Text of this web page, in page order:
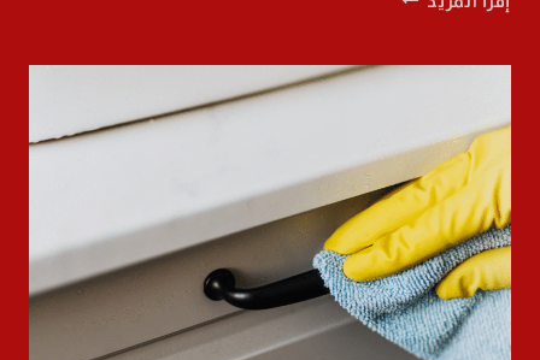
بالمدينة